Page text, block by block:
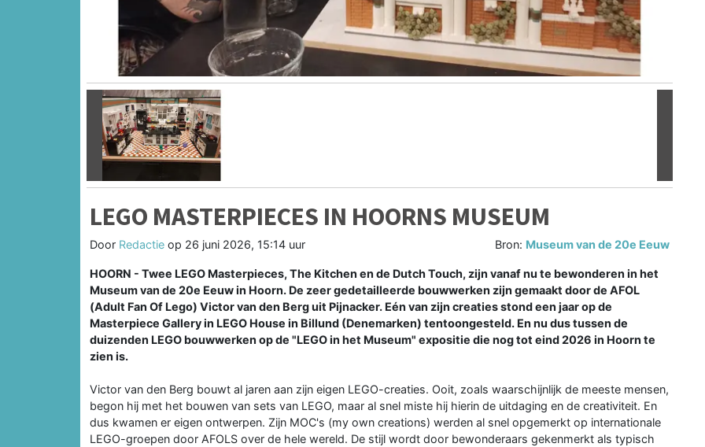
Vorige
LEGO MASTERPIECES IN HOORNS MUSEUM
Door Redactie op 26 juni 2026, 15:14 uur Bron: Museum van de 20e Eeuw
HOORN - Twee LEGO Masterpieces, The Kitchen en de Dutch Touch, zijn vanaf nu te bewonderen in het
Museum van de 20e Eeuw in Hoorn. De zeer gedetailleerde bouwwerken zijn gemaakt door de AFOL
(Adult Fan Of Lego) Victor van den Berg uit Pijnacker. Eén van zijn creaties stond een jaar op de
Masterpiece Gallery in LEGO House in Billund (Denemarken) tentoongesteld. En nu dus tussen de
duizenden LEGO bouwwerken op de "LEGO in het Museum" expositie die nog tot eind 2026 in Hoorn te
zien is.
Victor van den Berg bouwt al jaren aan zijn eigen LEGO-creaties. Ooit, zoals waarschijnlijk de meeste mensen,
begon hij met het bouwen van sets van LEGO, maar al snel miste hij hierin de uitdaging en de creativiteit. En
dus kwamen er eigen ontwerpen. Zijn MOC's (my own creations) werden al snel opgemerkt op internationale
LEGO-groepen door AFOLS over de hele wereld. De stijl wordt door bewonderaars gekenmerkt als typisch